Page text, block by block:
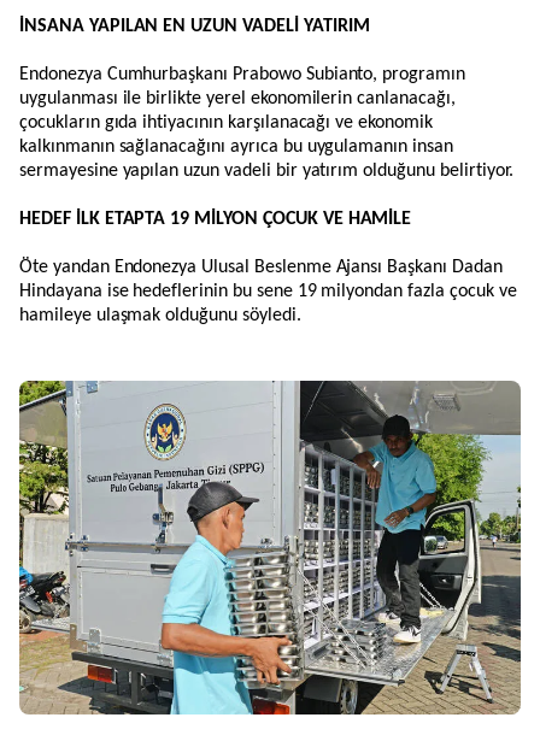
İNSANA YAPILAN EN UZUN VADELİ YATIRIM
Endonezya Cumhurbaşkanı Prabowo Subianto, programın
uygulanması ile birlikte yerel ekonomilerin canlanacağı,
çocukların gıda ihtiyacının karşılanacağı ve ekonomik
kalkınmanın sağlanacağını ayrıca bu uygulamanın insan
sermayesine yapılan uzun vadeli bir yatırım olduğunu belirtiyor.
HEDEF İLK ETAPTA 19 MİLYON ÇOCUK VE HAMİLE
Öte yandan Endonezya Ulusal Beslenme Ajansı Başkanı Dadan
Hindayana ise hedeflerinin bu sene 19 milyondan fazla çocuk ve
hamileye ulaşmak olduğunu söyledi.